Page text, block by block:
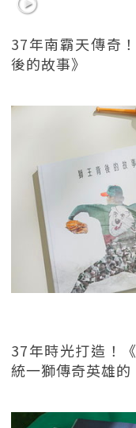
37年南霸天傳奇
後的故事》
37年時光打造！
統一獅傳奇英雄的